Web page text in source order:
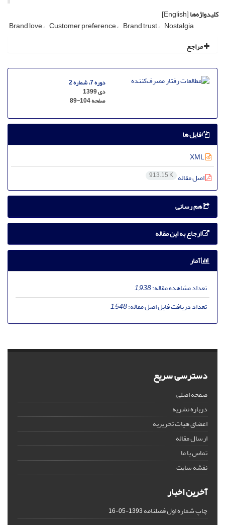
کلیدواژه‌ها[English]
Brand love Customer preference Brand trust Nostalgia
مراجع
دوره 7، شماره 2
دی 1399
صفحه89-104
فایل ها
اصل مقاله 913.15 K
هم رسانی
ارجاع به این مقاله
آمار
تعداد مشاهده مقاله:1,938
تعداد دریافت فایل اصل مقاله:1,548
دسترسی سریع
صفحه اصلی
درباره نشریه
اعضای هیات تحریریه
ارسال مقاله
تماس با ما
نقشه سایت
آخرین اخبار
چاپ شماره اول فصلنامه1393-05-16